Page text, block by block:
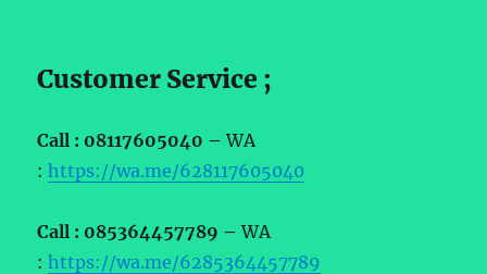
Customer Service ;
Call : 08117605040 –WA
:https://wa.me/628117605040
Call : 085364457789 –WA
:https://wa.me/6285364457789